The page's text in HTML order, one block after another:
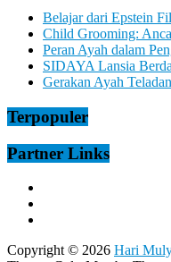
Belajar dari Epstein
Child Grooming:
Peran Ayah dalam
SIDAYA Lansia
Gerakan Ayah
Terpopuler
Partner Links
Copyright © 2026 Hari